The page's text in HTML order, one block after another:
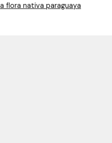
flora nativa paraguaya